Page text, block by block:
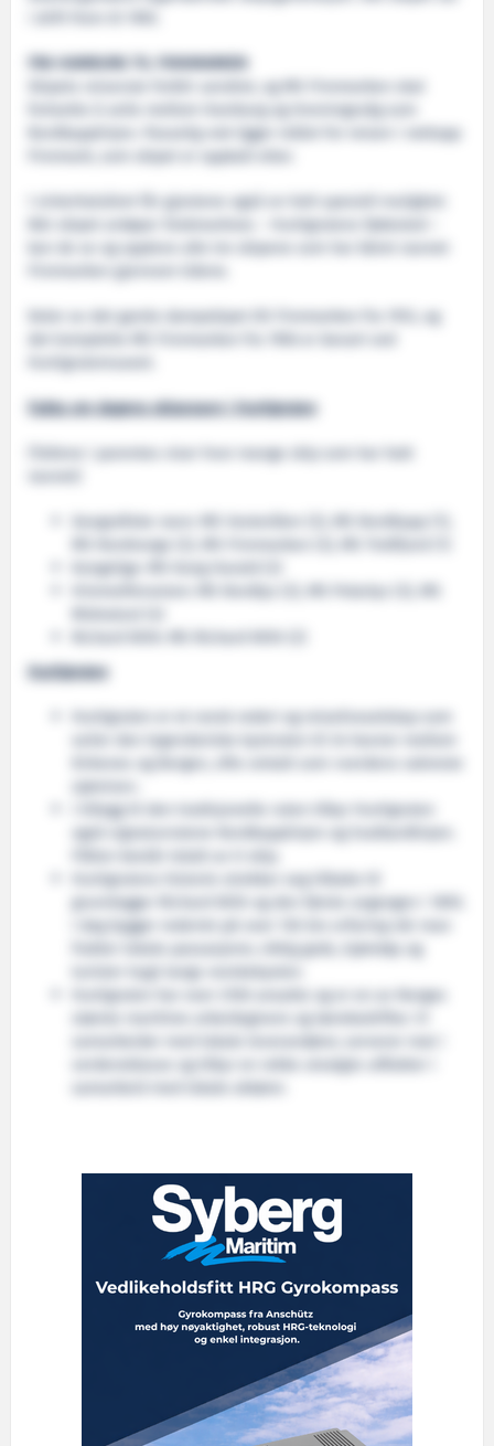
FRA HAMBURG TIL FINNMARKEN
Skipets reiserute forblir uendret, og MS Finnmarken skal
fortsette å seile mellom Hamburg og Honningsvåg som
Nordkapplinjen. Passelig nok ligger målet for reisen i nettopp
Finnmark, som skipet er oppkalt etter.
I vinterhalvåret får gjestene også en helt spesiell mulighet:
Når skipet anløper Stokmarknes – Hurtigrutens fødested –
kan de se og oppleve alle tre skipene som har båret navnet
Deler av det gamle dampskipet DS Finnmarken fra 1912, og
Hurtigrutemuseet.
Fakta om dagens skipsnavn i Hurtigruten
(Tallene i parentes viser hvor mange skip som har hatt
Geografiske navn: MS Vesterålen (3), MS Nordkapp (1),
MS Nordnorge (2), MS Finnmarken (3), MS Trollfjord (1)
Kongelige: MS Kong Harald (2)
Himmelfenomen: MS Nordlys (2), MS Polarlys (3), MS
Richard With: MS Richard With (2)
Hurtigruten
Hurtigruten er et norsk rederi og reiselivsselskap som
seiler den legendariske kystruten til 34 havner mellom
Kirkenes og Bergen, ofte omtalt som «verdens vakreste
sjøreise».
I tillegg til den tradisjonelle ruten tilbyr Hurtigruten
også signaturrutene Nordkapplinjen og Svalbardlinjen.
Hurtigrutens historie strekker seg tilbake til
grunnlegger Richard With og den første avgangen i 1893.
I dag bygger rederiet på over 130 års erfaring når man
frakter lokale passasjerer, viktig gods, kjøretøy og
turister trygt langs norskekysten.
Hurtigruten har over 2100 ansatte og er en av Norges
største maritime arbeidsgivere og lærebedrifter. Vi
verdensklasse og tilbyr en rekke utvalgte utflukter i
samarbeid med lokale aktører.